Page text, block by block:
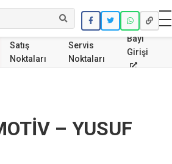
Ara
Satış
Noktaları
Servis
Noktaları
Bayi
Girişi
– YUSUF